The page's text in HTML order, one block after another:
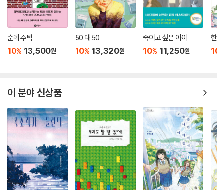
순례 주택
10% 13,500원
50 대 50
10% 13,320원
죽이고 싶은 아이
10% 11,250원
이 분야 신상품